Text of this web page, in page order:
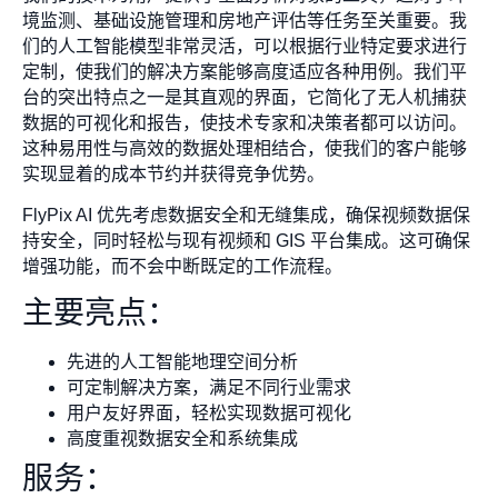
境监测、基础设施管理和房地产评估等任务至关重要。我
们的人工智能模型非常灵活，可以根据行业特定要求进行
定制，使我们的解决方案能够高度适应各种用例。我们平
台的突出特点之一是其直观的界面，它简化了无人机捕获
数据的可视化和报告，使技术专家和决策者都可以访问。
这种易用性与高效的数据处理相结合，使我们的客户能够
实现显着的成本节约并获得竞争优势。
FlyPix AI 优先考虑数据安全和无缝集成，确保视频数据保
持安全，同时轻松与现有视频和 GIS 平台集成。这可确保
增强功能，而不会中断既定的工作流程。
主要亮点：
先进的人工智能地理空间分析
可定制解决方案，满足不同行业需求
用户友好界面，轻松实现数据可视化
高度重视数据安全和系统集成
服务：